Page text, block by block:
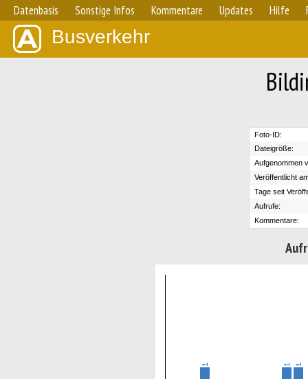
Datenbasis Sonstige Infos Kommentare Updates Hilfe
Busverkehr
Foto-ID:
Dateigröße:
Aufgenommen
Veröffentlicht
Tage seit
Aufrufe:
Kommentare: